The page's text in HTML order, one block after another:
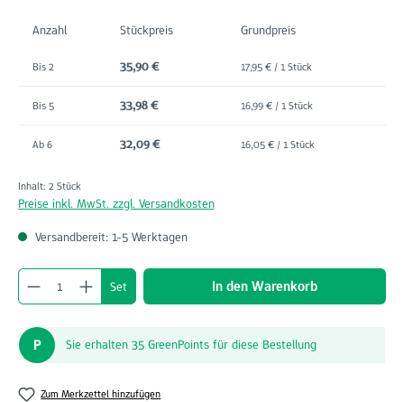
Anzahl Stückpreis Grundpreis
Bis2 35,90 € 17,95 € / 1 Stück
Bis 5 33,98 € 16,99 € / 1 Stück
Ab6 32,09 € 16,05 € / 1 Stück
Inhalt: 2 Stück
Preise inkl. MwSt. zzgl. Versandkosten
Versandbereit: 1-5 Werktagen
Produkt Anzahl: Gib den gewünschten Wert
Set In den Warenkorb
P Sie erhalten 35 GreenPoints für diese Bestellung
Zum Merkzettel hinzufügen